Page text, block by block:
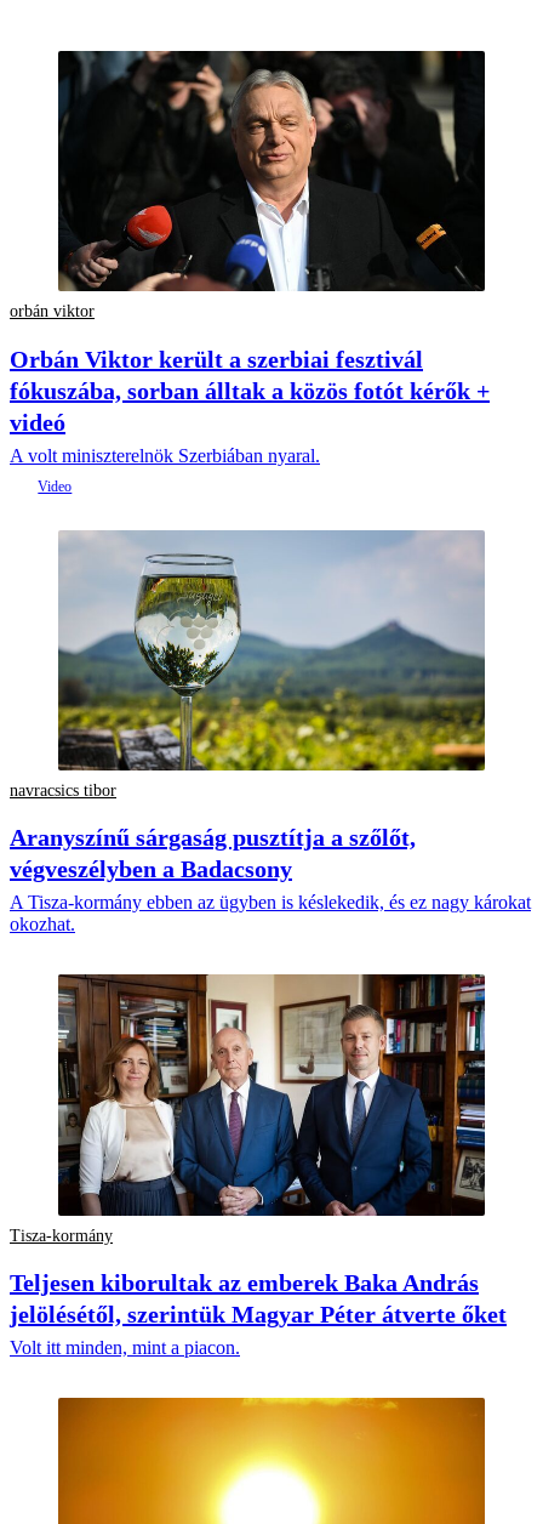
orbán viktor
Orbán Viktor került a szerbiai fesztivál
fókuszába, sorban álltak a közös fotót kérők +
videó
A volt miniszterelnök Szerbiában nyaral.
navracsics tibor
Aranyszínű sárgaság pusztítja a szőlőt,
végveszélyben a Badacsony
A Tisza-kormány ebben az ügyben is késlekedik, és ez nagy károkat
okozhat.
Tisza-kormány
Teljesen kiborultak az emberek Baka András
jelölésétől, szerintük Magyar Péter átverte őket
Volt itt minden, mint a piacon.